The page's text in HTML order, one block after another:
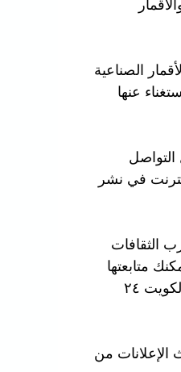
إشارة عبر الأقمار الصناعية منذ عام 1962 باتت الأقمار الصناعية
عنها
في نشر
الثقافات
متابعتها
بعكس الهوائي العادي الذي لم يكن يستطيع نقل القنوات خارج النطاق المحلي ستلايت الكويت ٢٤
الإعلانات من